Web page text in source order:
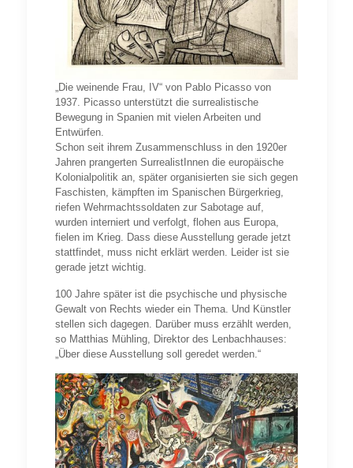
„Die weinende Frau, IV“ von Pablo Picasso von
1937. Picasso unterstützt die surrealistische
Bewegung in Spanien mit vielen Arbeiten und
Entwürfen.
Schon seit ihrem Zusammenschluss in den 1920er
Jahren prangerten SurrealistInnen die europäische
Kolonialpolitik an, später organisierten sie sich gegen
Faschisten, kämpften im Spanischen Bürgerkrieg,
riefen Wehrmachtssoldaten zur Sabotage auf,
wurden interniert und verfolgt, flohen aus Europa,
fielen im Krieg. Dass diese Ausstellung gerade jetzt
stattfindet, muss nicht erklärt werden. Leider ist sie
gerade jetzt wichtig.
100 Jahre später ist die psychische und physische
Gewalt von Rechts wieder ein Thema. Und Künstler
stellen sich dagegen. Darüber muss erzählt werden,
so Matthias Mühling, Direktor des Lenbachhauses:
„Über diese Ausstellung soll geredet werden.“